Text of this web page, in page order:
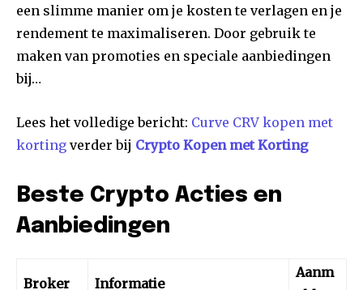
een slimme manier om je kosten te verlagen en je
rendement te maximaliseren. Door gebruik te
maken van promoties en speciale aanbiedingen
bij…
Lees het volledige bericht: Curve CRV kopen met
korting verder bij Crypto Kopen met Korting
Beste Crypto Acties en
Aanbiedingen
Broker Informatie
Aanm